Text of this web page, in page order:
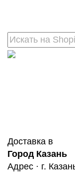
Доставка в
Город Казань
Адрес · г.